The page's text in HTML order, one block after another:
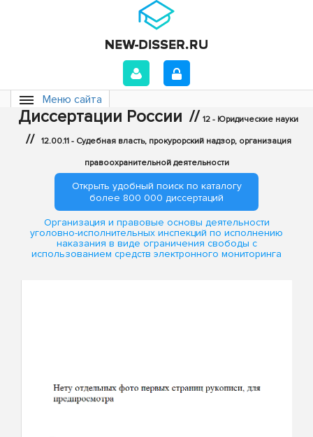
Меню сайта
Диссертации России // 12 - Юридические науки
// 12.00.11 - Судебная власть, прокурорский надзор, организация
правоохранительной деятельности
Открыть удобный поиск по каталогу
более 800 000 диссертаций
Организация и правовые основы деятельности
уголовно-исполнительных инспекций по исполнению
наказания в виде ограничения свободы с
использованием средств электронного мониторинга